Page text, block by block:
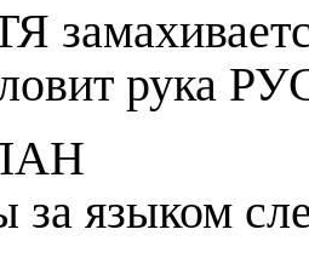
рука
за языком